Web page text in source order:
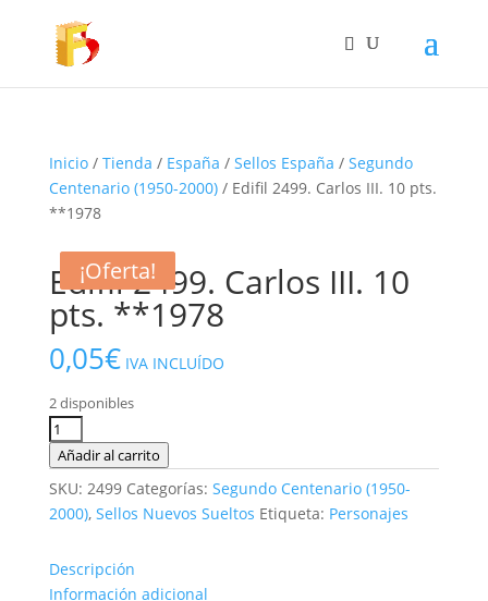
Inicio/ Tienda / España / Sellos España / Segundo
Centenario (1950-2000)/ Edifil 2499. Carlos III. 10 pts.
**1978
Edifil 2499. Carlos III. 10
pts. **1978
0,05€ IVA INCLUÍDO
2 disponibles
Edifil
2499.
**1978
Añadir al carrito
SKU: 2499 Categorías: Segundo Centenario (1950-
2000), Sellos Nuevos Sueltos Etiqueta: Personajes
Descripción
Información adicional
¡Oferta!
¡Oferta!